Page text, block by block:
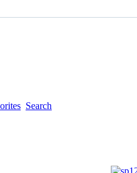
Search